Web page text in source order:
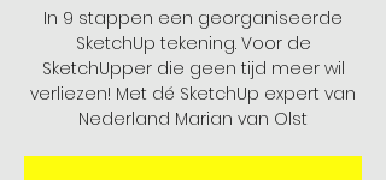
In 9 stappen een georganiseerde
SketchUp tekening. Voor de
SketchUpper die geen tijd meer wil
verliezen! Met dé SketchUp expert van
Nederland Marian van Olst